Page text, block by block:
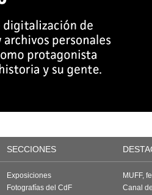
SECCIONES
Exposiciones
Fotografías del CdF
MUFF,
Canal